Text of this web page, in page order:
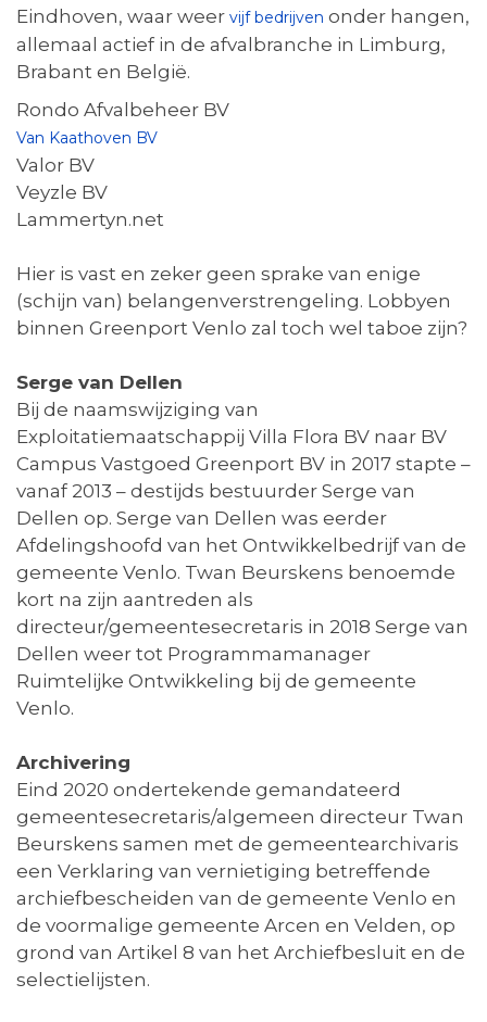
Eindhoven, waar weer vijf bedrijven onder hangen,
allemaal actief in de afvalbranche in Limburg,
Brabant en België.
Rondo Afvalbeheer BV
Van Kaathoven BV
Valor BV
Veyzle BV
Lammertyn.net
Hier is vast en zeker geen sprake van enige
(schijn van) belangenverstrengeling. Lobbyen
binnen Greenport Venlo zal toch wel taboe zijn?
Serge van Dellen
Bij de naamswijziging van
Exploitatiemaatschappij Villa Flora BV naar BV
Campus Vastgoed Greenport BV in 2017 stapte –
vanaf 2013 – destijds bestuurder Serge van
Dellen op. Serge van Dellen was eerder
Afdelingshoofd van het Ontwikkelbedrijf van de
gemeente Venlo. Twan Beurskens benoemde
kort na zijn aantreden als
directeur/gemeentesecretaris in 2018 Serge van
Dellen weer tot Programmamanager
Ruimtelijke Ontwikkeling bij de gemeente
Venlo.
Archivering
Eind 2020 ondertekende gemandateerd
gemeentesecretaris/algemeen directeur Twan
Beurskens samen met de gemeentearchivaris
een Verklaring van vernietiging betreffende
archiefbescheiden van de gemeente Venlo en
de voormalige gemeente Arcen en Velden, op
grond van Artikel 8 van het Archiefbesluit en de
selectielijsten.